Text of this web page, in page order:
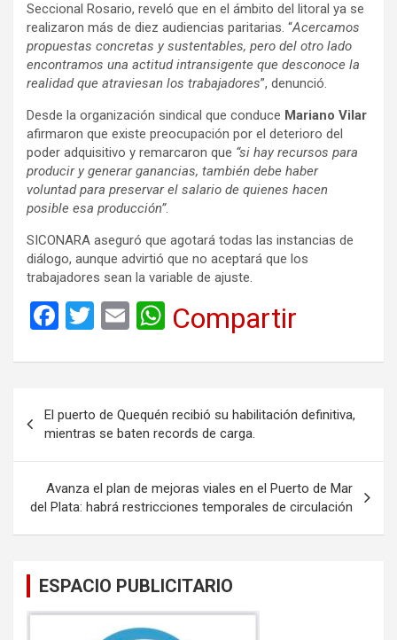
Seccional Rosario, reveló que en el ámbito del litoral ya se
realizaron más de diez audiencias paritarias. “Acercamos
propuestas concretas y sustentables, pero del otro lado
encontramos una actitud intransigente que desconoce la
realidad que atraviesan los trabajadores”, denunció.
Desde la organización sindical que conduce Mariano Vilar
afirmaron que existe preocupación por el deterioro del
poder adquisitivo y remarcaron que “si hay recursos para
producir y generar ganancias, también debe haber
voluntad para preservar el salario de quienes hacen
posible esa producción”.
SICONARA aseguró que agotará todas las instancias de
diálogo, aunque advirtió que no aceptará que los
trabajadores sean la variable de ajuste.
F
ce
o
o
k
T
tt
er
E
ail
W
at
A
p
p
Compartir
de
entradas
El puerto de Quequén recibió su habilitación definitiva,
mientras se baten records de carga.
Avanza el plan de mejoras viales en el Puerto de Mar
del Plata: habrá restricciones temporales de circulación
ESPACIO PUBLICITARIO